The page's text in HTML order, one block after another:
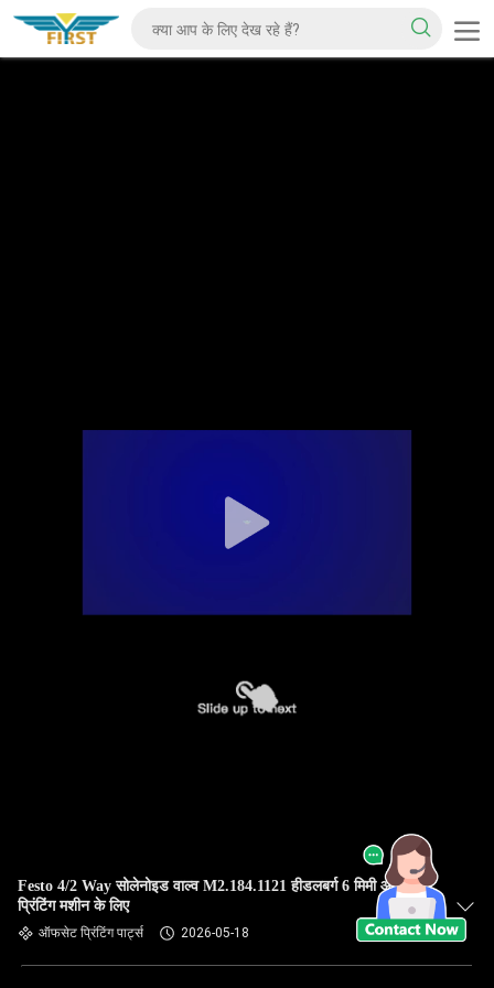
Festo 4/2 Way सोलेनोइड वाल्व M2.184.1121 हीडलबर्ग 6 मिमी ऑफसेट
प्रिंटिंग मशीन के लिए
ऑफसेट प्रिंटिंग पार्ट्स 2026-05-18